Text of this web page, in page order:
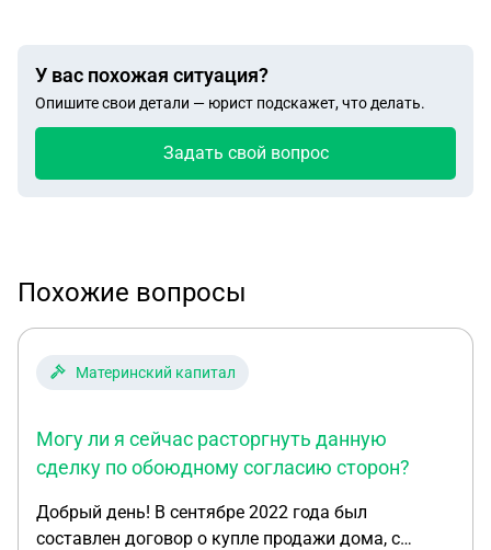
У вас похожая ситуация?
Опишите свои детали — юрист подскажет, что делать.
Задать свой вопрос
Похожие вопросы
Материнский капитал
Могу ли я сейчас расторгнуть данную
сделку по обоюдному согласию сторон?
Добрый день! В сентябре 2022 года был
составлен договор о купле продажи дома, с